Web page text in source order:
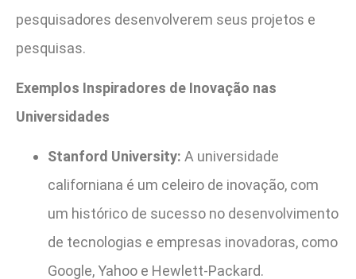
pesquisadores desenvolverem seus projetos e
pesquisas.
Exemplos Inspiradores de Inovação nas
Universidades
Stanford University: A universidade
californiana é um celeiro de inovação, com
um histórico de sucesso no desenvolvimento
de tecnologias e empresas inovadoras, como
Google, Yahoo e Hewlett-Packard.